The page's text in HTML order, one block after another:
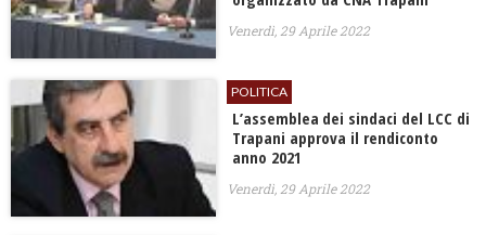
Venerdì, 29 Aprile 2022
POLITICA
L’assemblea dei sindaci del LCC di
Trapani approva il rendiconto
anno 2021
Venerdì, 29 Aprile 2022